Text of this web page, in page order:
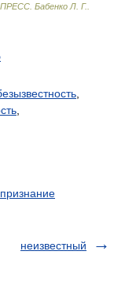
ПРЕСС Бабенко Л. Г.
,
,
признание
неизвестный